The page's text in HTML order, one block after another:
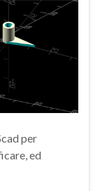
per
ed